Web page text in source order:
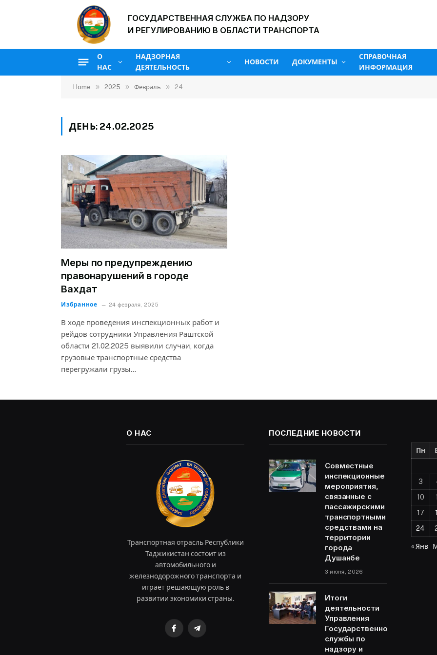
ГОСУДАРСТВЕННАЯ СЛУЖБА ПО НАДЗОРУ
И РЕГУЛИРОВАНИЮ В ОБЛАСТИ ТРАНСПОРТА
О
НАС
НАДЗОРНАЯ
ДЕЯТЕЛЬНОСТЬ
НОВОСТИ ДОКУМЕНТЫ
СПРАВОЧНАЯ
ИНФОРМАЦИЯ
Home » 2025 » Февраль » 24
ДЕНЬ: 24.02.2025
Меры по предупреждению
правонарушений в городе
Вахдат
Избранное 24 февраля, 2025
В ходе проведения инспекционных работ и
рейдов сотрудники Управления Раштской
области 21.02.2025 выявили случаи, когда
грузовые транспортные средства
перегружали грузы…
О НАС
Транспортная отрасль Республики
Таджикистан состоит из
автомобильного и
железнодорожного транспорта и
играет решающую роль в
развитии экономики страны.
FacebookTelegram
ПОСЛЕДНИЕ НОВОСТИ
Совместные
инспекционные
мероприятия,
связанные с
пассажирскими
транспортными
средствами на
территории
города
Душанбе
3 июня, 2026
Итоги
деятельности
Управления
Государственной
службы по
надзору и
Пн
3
10
17
24
« Янв